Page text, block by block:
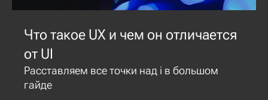
Что такое UX и чем он отличается
от UI
Расставляем все точки над i в большом
гайде